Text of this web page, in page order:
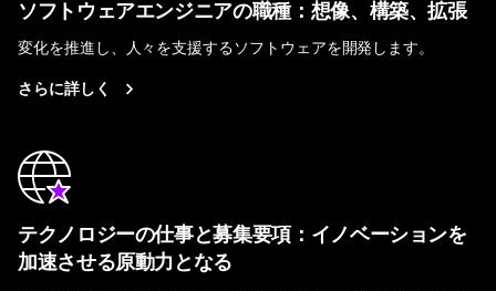
ソフトウェアエンジニアの職種：想像、構築、拡張
変化を推進し、人々を支援するソフトウェアを開発します。
さらに詳しく
テクノロジーの仕事と募集要項：イノベーションを
加速させる原動力となる